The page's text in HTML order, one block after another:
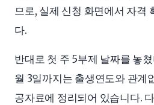
므로, 실제 신청 화면에서 자격
다.
반대로 첫 주 5부제 날짜를 놓
월 3일까지는 출생연도와 관계
공자료에 정리되어 있습니다.